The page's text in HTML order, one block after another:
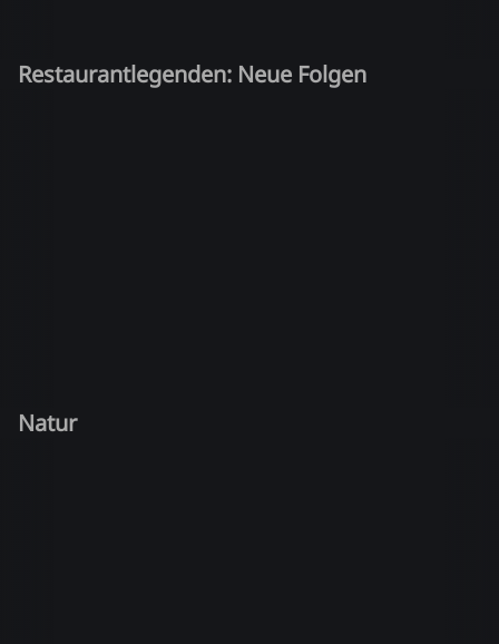
Restaurantlegenden: Neue Folgen
Natur